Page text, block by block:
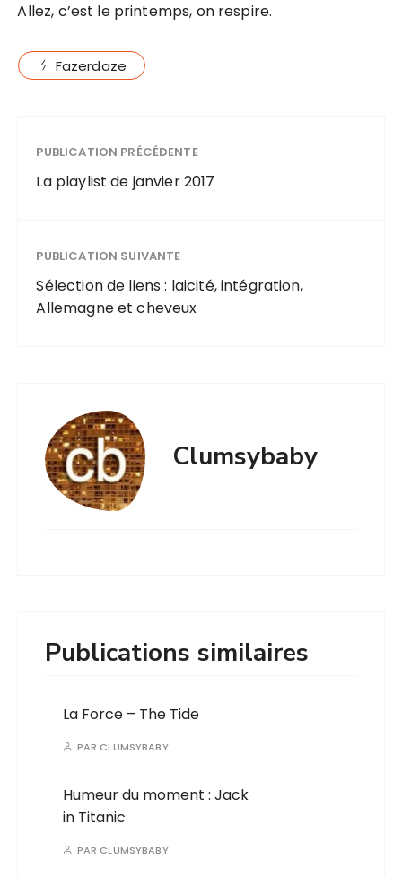
Allez, c’est le printemps, on respire.
Fazerdaze
PUBLICATION PRÉCÉDENTE
La playlist de janvier 2017
PUBLICATION SUIVANTE
Sélection de liens : laicité, intégration,
Allemagne et cheveux
Clumsybaby
Publications similaires
La Force – The Tide
PAR CLUMSYBABY
Humeur du moment : Jack
in Titanic
PAR CLUMSYBABY